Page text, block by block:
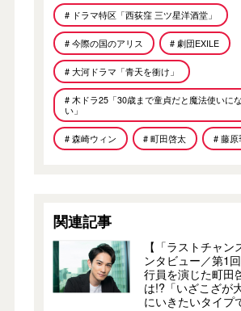
# ドラマ特区「西荻窪 三ツ星洋酒堂」
# 今際の国のアリス # 劇団EXILE
# 大河ドラマ「青天を衝け」
# 木ドラ25「30歳まで童貞だと魔法使いに
い」
# 森崎ウィン # 町田啓太 # 藤原
関連記事
【「ラストチャン
ンタビュー／第1
行員を演じた町田
は!?「いざこざが
にいきたいタイプ